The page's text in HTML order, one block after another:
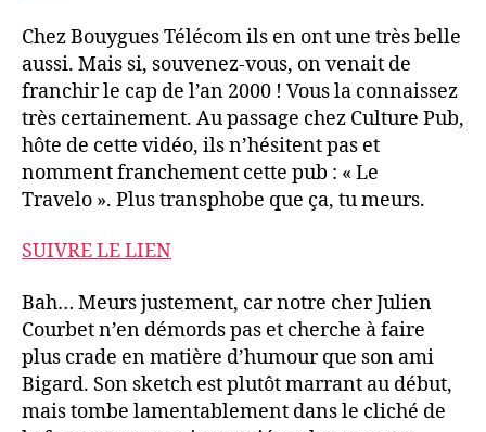
Chez Bouygues Télécom ils en ont une très belle
aussi. Mais si, souvenez-vous, on venait de
franchir le cap de l’an 2000 ! Vous la connaissez
très certainement. Au passage chez Culture Pub,
hôte de cette vidéo, ils n’hésitent pas et
nomment franchement cette pub : « Le
Travelo ». Plus transphobe que ça, tu meurs.
SUIVRE LE LIEN
Bah… Meurs justement, car notre cher Julien
Courbet n’en démords pas et cherche à faire
plus crade en matière d’humour que son ami
Bigard. Son sketch est plutôt marrant au début,
mais tombe lamentablement dans le cliché de